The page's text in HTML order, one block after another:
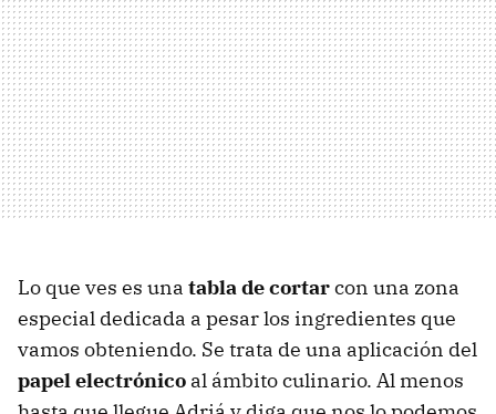
Lo que ves es una tabla de cortarcon una zona
especial dedicada a pesar los ingredientes que
vamos obteniendo. Se trata de una aplicación del
papel electrónico al ámbito culinario. Al menos